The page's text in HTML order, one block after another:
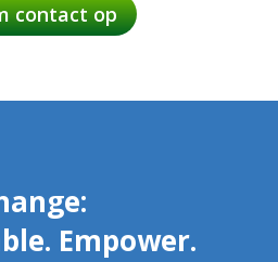
contact op
Empower.